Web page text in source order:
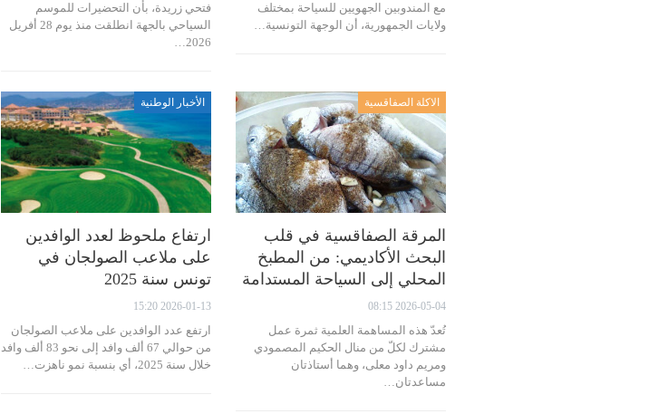
مع المندوبين الجهويين للسياحة بمختلف
ولايات الجمهورية، أن الوجهة التونسية…
فتحي زريدة، بأن التحضيرات للموسم
السياحي بالجهة انطلقت منذ يوم 28 أفريل
2026…
الاكلة الصفاقسية
المرقة الصفاقسية في قلب
البحث الأكاديمي: من المطبخ
المحلي إلى السياحة المستدامة
2026-05-04 08:15
تُعدّ هذه المساهمة العلمية ثمرة عمل
مشترك لكلّ من منال الحكيم المصمودي
ومريم داود معلى، وهما أستاذتان
مساعدتان…
الأخبار الوطنية
ارتفاع ملحوظ لعدد الوافدين
على ملاعب الصولجان في
تونس سنة 2025
2026-01-13 15:20
ارتفع عدد الوافدين على ملاعب الصولجان
من حوالي 67 ألف وافد إلى نحو 83 ألف وافد
خلال سنة 2025، أي بنسبة نمو ناهزت…